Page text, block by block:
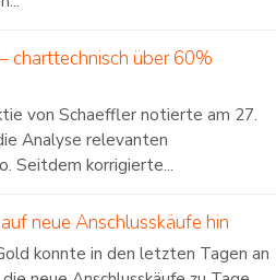
charttechnisch über 60%
von Schaeffler notierte am 27.
Analyse relevanten
Seitdem korrigierte...
neue Anschlusskäufe hin
konnte in den letzten Tagen an